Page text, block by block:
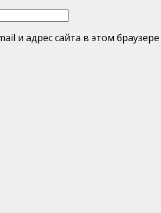
и адрес сайта в этом